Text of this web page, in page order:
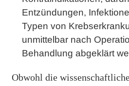
Entzündungen,
Typen von
unmittelbar nach
Behandlung abgeklärt
Obwohl die